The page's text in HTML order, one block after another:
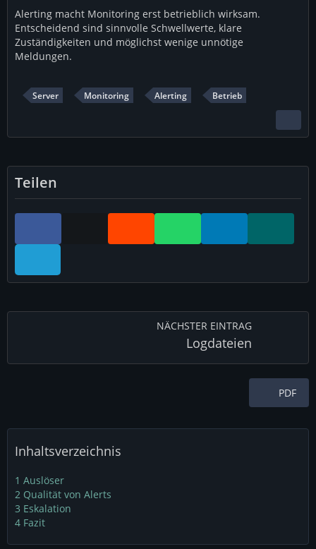
Alerting macht Monitoring erst betrieblich wirksam.
Entscheidend sind sinnvolle Schwellwerte, klare
Zuständigkeiten und möglichst wenige unnötige
Meldungen.
Server Monitoring Alerting Betrieb
Teilen
NÄCHSTER EINTRAG
Logdateien
PDF
Inhaltsverzeichnis
1 Auslöser
2 Qualität von Alerts
3 Eskalation
4 Fazit